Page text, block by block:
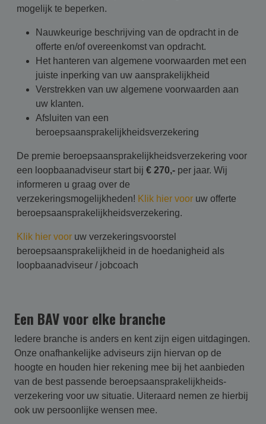
mogelijk te beperken.
Nauwkeurige beschrijving van de opdracht in de
offerte en/of overeenkomst van opdracht.
Het hanteren van algemene voorwaarden met een
juiste inperking van uw aansprakelijkheid
Verstrekken van uw algemene voorwaarden aan
uw klanten.
Afsluiten van een
beroepsaansprakelijkheidsverzekering
De premie beroepsaansprakelijkheidsverzekering voor
een loopbaanadviseur start bij € 270,- per jaar. Wij
informeren u graag over de
verzekeringsmogelijkheden! Klik hier voor uw offerte
beroepsaansprakelijkheidsverzekering.
Klik hier voor uw verzekeringsvoorstel
beroepsaansprakelijkheid in de hoedanigheid als
loopbaanadviseur / jobcoach
Een BAV voor elke branche
Iedere branche is anders en kent zijn eigen uitdagingen.
Onze onafhankelijke adviseurs zijn hiervan op de
hoogte en houden hier rekening mee bij het aanbieden
van de best passende beroepsaansprakelijk­heids­
verzekering voor uw situatie. Uiteraard nemen ze hierbij
ook uw persoonlijke wensen mee.